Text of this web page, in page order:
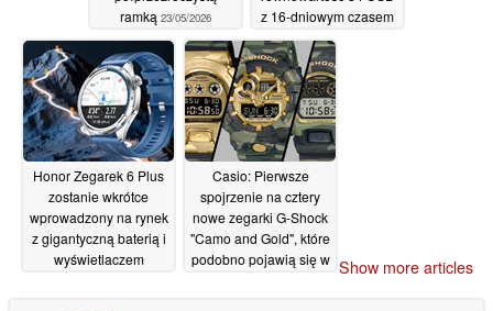
ramką 23/05/2026
z 16-dniowym czasem
działania22/05/2026
Honor Zegarek 6 Plus
zostanie wkrótce
wprowadzony na rynek
z gigantyczną baterią i
wyświetlaczem
Casio: Pierwsze
spojrzenie na cztery
nowe zegarki G-Shock
"Camo and Gold", które
podobno pojawią się w Show more articles